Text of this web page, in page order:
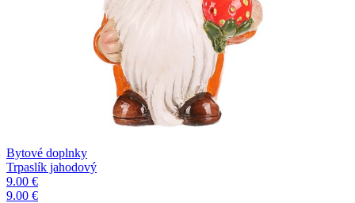
Bytové doplnky
Trpaslík jahodový
9.00 €
9.00 €